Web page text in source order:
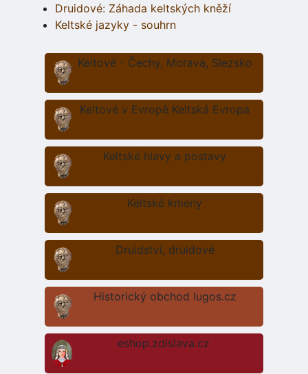
Druidové: Záhada keltských kněží
Keltské jazyky - souhrn
Keltové - Čechy, Morava, Slezsko
Keltové v Evropě Keltská Evropa
Keltské hlavy a postavy
Keltské kmeny
Druidství, druidové
Historický obchod lugos.cz
eshop.zdislava.cz